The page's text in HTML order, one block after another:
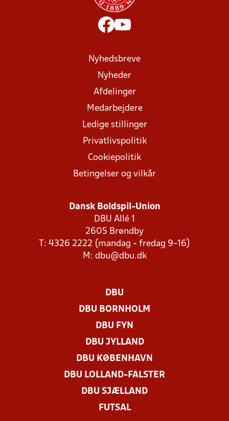
Nyhedsbreve
Nyheder
Afdelinger
Medarbejdere
Ledige stillinger
Privatlivspolitik
Cookiepolitik
Betingelser og vilkår
Dansk Boldspil-Union
DBU Allé 1
2605 Brøndby
T: 4326 2222 (mandag - fredag 9-16)
M: dbu@dbu.dk
DBU
DBU BORNHOLM
DBU FYN
DBU JYLLAND
DBU KØBENHAVN
DBU LOLLAND-FALSTER
DBU SJÆLLAND
FUTSAL